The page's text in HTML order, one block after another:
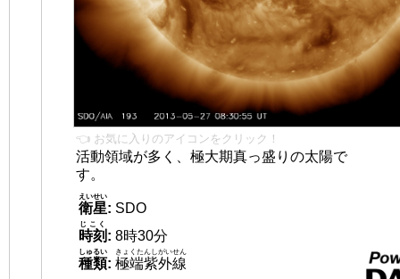
👈 お気に入りのアイコンをクリック！
活動領域が多く、極大期真っ盛りの太陽で
す。
衛星
えいせい
: SDO
時刻
じこく
: 8時30分
種類
しゅるい
: 極端紫外線
きょくたんしがいせん